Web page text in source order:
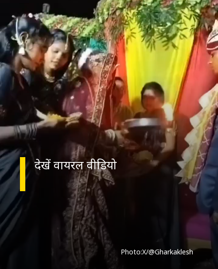
देखें वायरल वीडियो
Photo:X/@Gharkaklesh